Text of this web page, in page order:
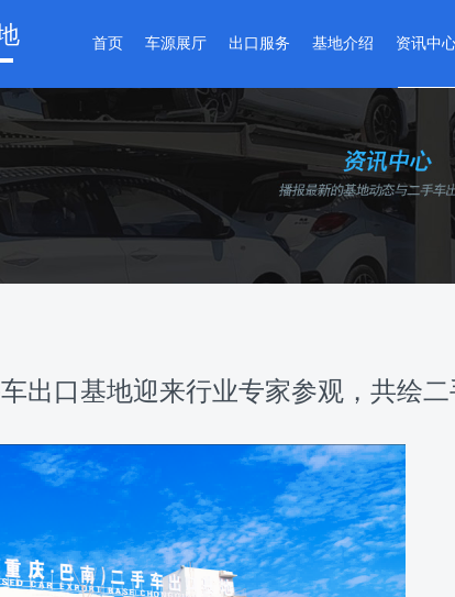
首页 车源展厅
精品二手车
准新车
改装车
环宇严选
出口服务
出口流程
维修整备
检测认证
金融服务
智能数据
资料下载
基地介绍
基地介绍
全球网点
基地VR实景
资讯中
基地动
政策法
国别指
出口指
出口基地迎来行业专家参观，共绘